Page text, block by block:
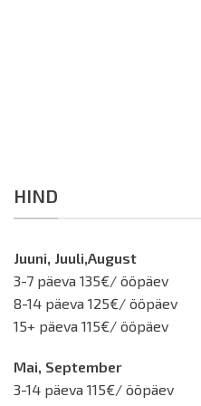
HIND
Juuni, Juuli,August
3-7 päeva 135€/ ööpäev
8-14 päeva 125€/ ööpäev
15+ päeva 115€/ ööpäev
Mai, September
3-14 päeva 115€/ ööpäev